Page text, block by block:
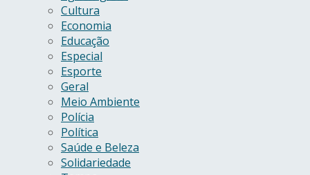
Cultura
Economia
Educação
Especial
Esporte
Geral
Meio Ambiente
Polícia
Política
Saúde e Beleza
Solidariedade